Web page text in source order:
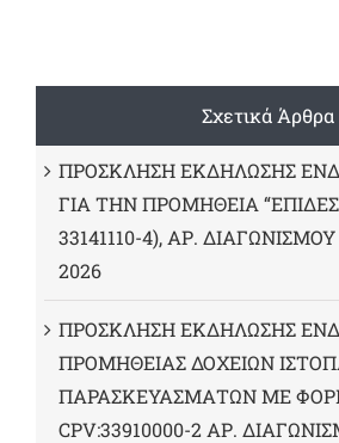
Σχετικά Άρθρα
ΠΡΟΣΚΛΗΣΗ ΕΚΔΗΛΩΣΗΣ
ΓΙΑ ΤΗΝ ΠΡΟΜΗΘΕΙΑ
33141110-4), ΑΡ. ΔΙΑΓΩΝΙΣΜΟΥ
2026
ΠΡΟΣΚΛΗΣΗ ΕΚΔΗΛΩΣΗΣ
ΠΡΟΜΗΘΕΙΑΣ ΔΟΧΕΙΩΝ
ΠΑΡΑΣΚΕΥΑΣΜΑΤΩΝ ΜΕ
CPV:33910000-2 ΑΡ.